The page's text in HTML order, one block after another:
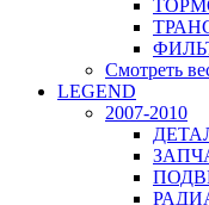
Смотреть
LEGEND
2007-2010